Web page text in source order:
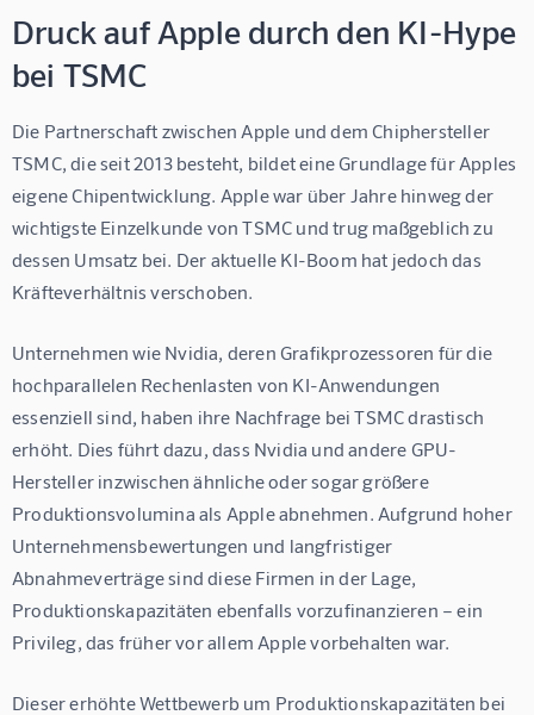
Druck auf Apple durch den KI-Hype
bei TSMC
Die Partnerschaft zwischen Apple und dem Chiphersteller
TSMC, die seit 2013 besteht, bildet eine Grundlage für Apples
eigene Chipentwicklung. Apple war über Jahre hinweg der
wichtigste Einzelkunde von TSMC und trug maßgeblich zu
dessen Umsatz bei. Der aktuelle KI-Boom hat jedoch das
Kräfteverhältnis verschoben.
Unternehmen wie Nvidia, deren Grafikprozessoren für die
hochparallelen Rechenlasten von KI-Anwendungen
essenziell sind, haben ihre Nachfrage bei TSMC drastisch
erhöht. Dies führt dazu, dass Nvidia und andere GPU-
Hersteller inzwischen ähnliche oder sogar größere
Produktionsvolumina als Apple abnehmen. Aufgrund hoher
Unternehmensbewertungen und langfristiger
Abnahmeverträge sind diese Firmen in der Lage,
Produktionskapazitäten ebenfalls vorzufinanzieren – ein
Privileg, das früher vor allem Apple vorbehalten war.
Dieser erhöhte Wettbewerb um Produktionskapazitäten bei